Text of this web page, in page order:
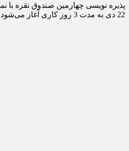
پذیره‌ نویسی چهارمین صندوق نقره با
22 دی به مدت 3 روز کاری آغاز می‌شود.